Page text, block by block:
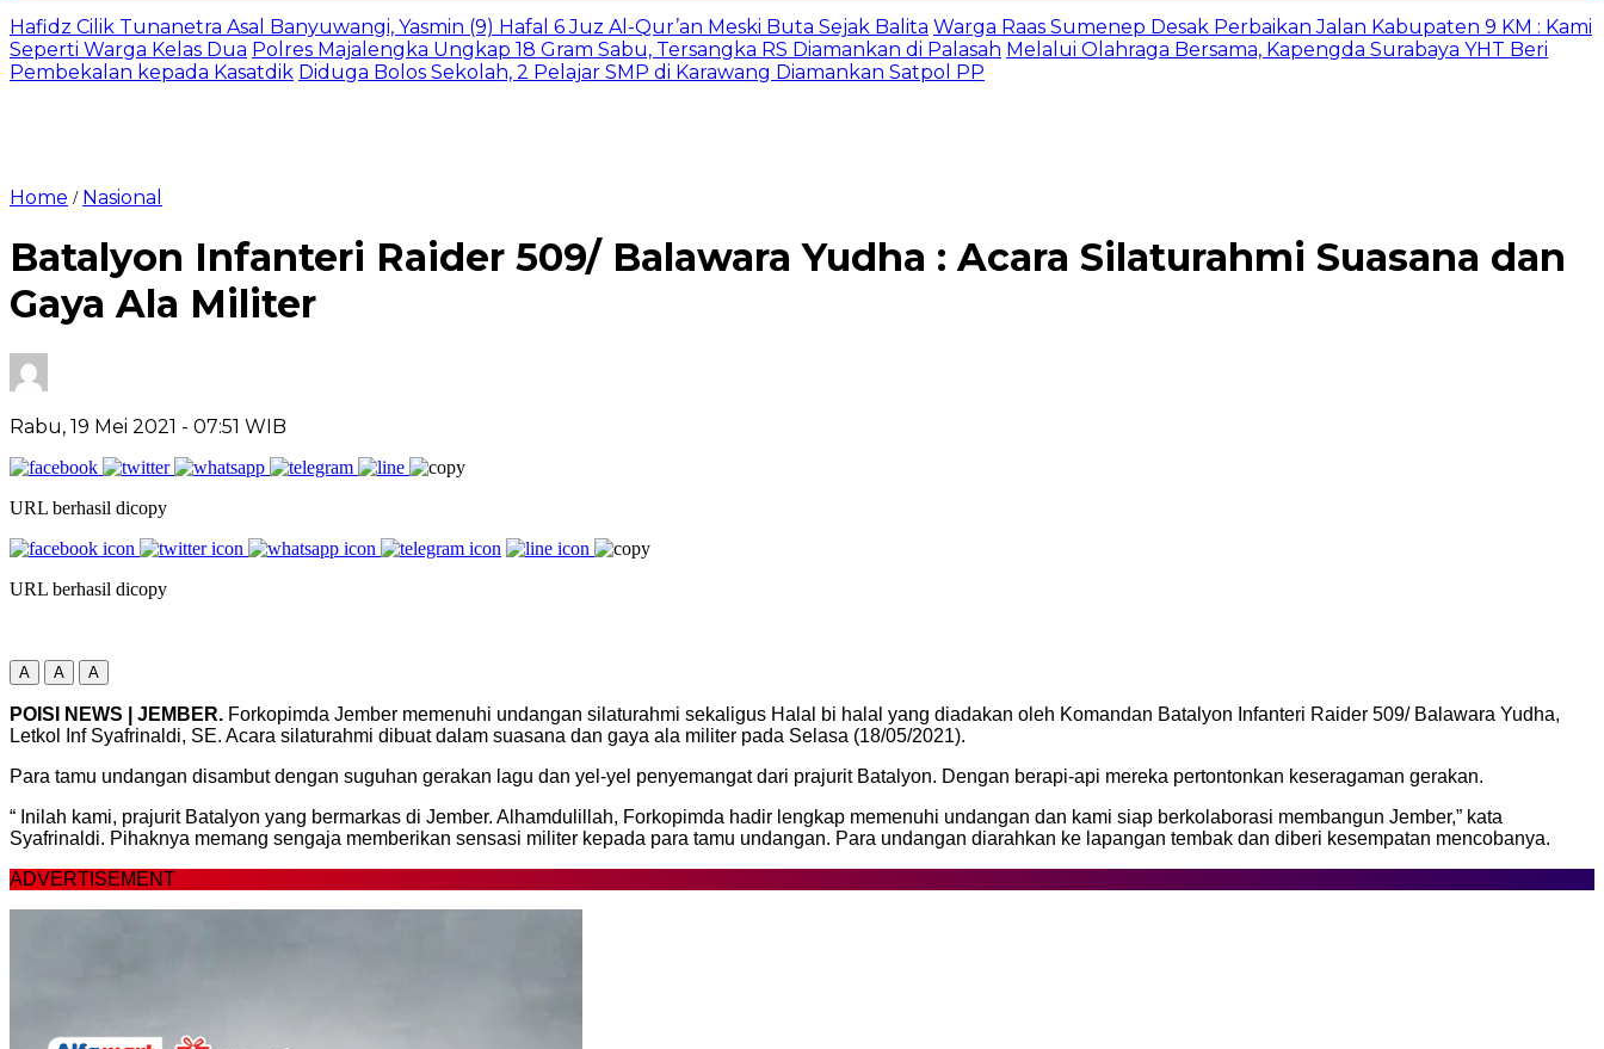
Hafidz Cilik Tunanetra Asal Banyuwangi, Yasmin (9) Hafal 6 Juz Al-Qur’an Meski Buta Sejak Balita Warga Raas Sumenep Desak Perbaikan Jalan Kabupaten 9 KM : Kami
Seperti Warga Kelas Dua Polres Majalengka Ungkap 18 Gram Sabu, Tersangka RS Diamankan di Palasah Melalui Olahraga Bersama, Kapengda Surabaya YHT Beri
Pembekalan kepada Kasatdik Diduga Bolos Sekolah, 2 Pelajar SMP di Karawang Diamankan Satpol PP
Home / Nasional
Batalyon Infanteri Raider 509/ Balawara Yudha : Acara Silaturahmi Suasana dan
Gaya Ala Militer
Rabu, 19 Mei 2021 - 07:51 WIB
URL berhasil dicopy
URL berhasil dicopy
A A A
POISI NEWS | JEMBER. Forkopimda Jember memenuhi undangan silaturahmi sekaligus Halal bi halal yang diadakan oleh Komandan Batalyon Infanteri Raider 509/ Balawara Yudha,
Letkol Inf Syafrinaldi, SE. Acara silaturahmi dibuat dalam suasana dan gaya ala militer pada Selasa (18/05/2021).
Para tamu undangan disambut dengan suguhan gerakan lagu dan yel-yel penyemangat dari prajurit Batalyon. Dengan berapi-api mereka pertontonkan keseragaman gerakan.
“ Inilah kami, prajurit Batalyon yang bermarkas di Jember. Alhamdulillah, Forkopimda hadir lengkap memenuhi undangan dan kami siap berkolaborasi membangun Jember,” kata
Syafrinaldi. Pihaknya memang sengaja memberikan sensasi militer kepada para tamu undangan. Para undangan diarahkan ke lapangan tembak dan diberi kesempatan mencobanya.
ADVERTISEMENT